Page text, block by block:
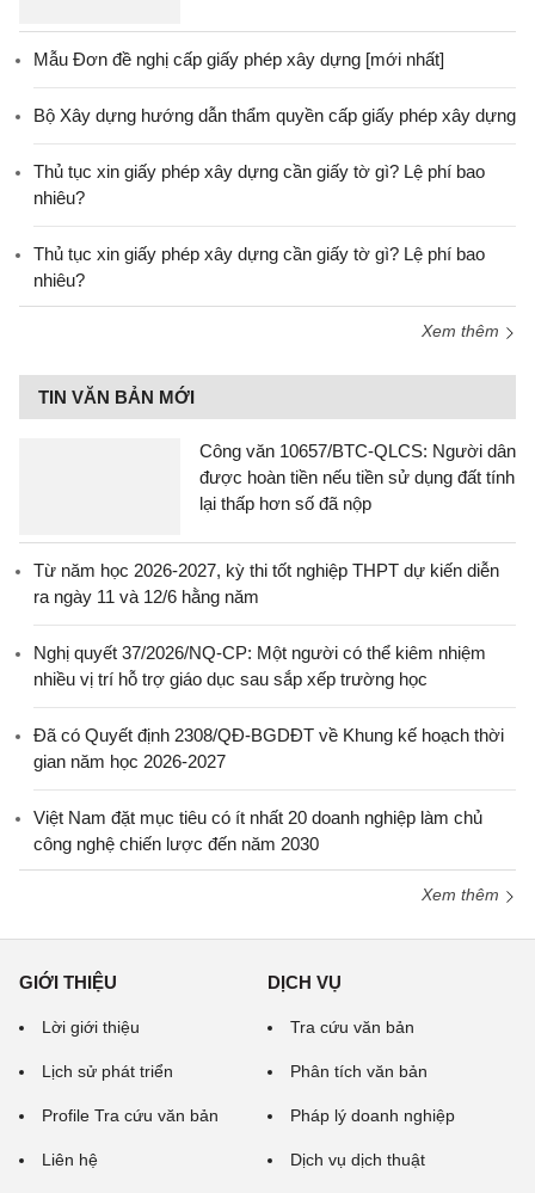
Mẫu Đơn đề nghị cấp giấy phép xây dựng [mới nhất]
Bộ Xây dựng hướng dẫn thẩm quyền cấp giấy phép xây dựng
Thủ tục xin giấy phép xây dựng cần giấy tờ gì? Lệ phí bao
nhiêu?
Thủ tục xin giấy phép xây dựng cần giấy tờ gì? Lệ phí bao
nhiêu?
Xem thêm
TIN VĂN BẢN MỚI
Công văn 10657/BTC-QLCS: Người dân
được hoàn tiền nếu tiền sử dụng đất tính
lại thấp hơn số đã nộp
Từ năm học 2026-2027, kỳ thi tốt nghiệp THPT dự kiến diễn
ra ngày 11 và 12/6 hằng năm
Nghị quyết 37/2026/NQ-CP: Một người có thể kiêm nhiệm
nhiều vị trí hỗ trợ giáo dục sau sắp xếp trường học
Đã có Quyết định 2308/QĐ-BGDĐT về Khung kế hoạch thời
gian năm học 2026-2027
Việt Nam đặt mục tiêu có ít nhất 20 doanh nghiệp làm chủ
công nghệ chiến lược đến năm 2030
Xem thêm
GIỚI THIỆU
Lời giới thiệu
Lịch sử phát triển
Profile Tra cứu văn bản
Liên hệ
DỊCH VỤ
Tra cứu văn bản
Phân tích văn bản
Pháp lý doanh nghiệp
Dịch vụ dịch thuật